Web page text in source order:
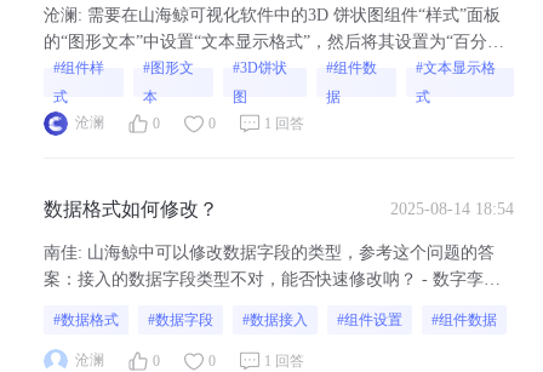
沧澜 : 需要在山海鲸可视化软件中的3D 饼状图组件“样式”面板
的“图形文本”中设置“文本显示格式”，然后将其设置为“百分
比”即可。
#组件样
式
#图形文
本
#3D饼状
图
#组件数
据
#文本显示格
式
沧澜
0 0 1 回答
数据格式如何修改？ 2025-08-14 18:54
南佳: 山海鲸中可以修改数据字段的类型，参考这个问题的答
案：接入的数据字段类型不对，能否快速修改呐？ - 数字孪生
中修改，山海鲸可视化暂不支持对数据源做修改
#数据格式 #数据字段 #数据接入 #组件设置 #组件数据
沧澜 0 0 1 回答